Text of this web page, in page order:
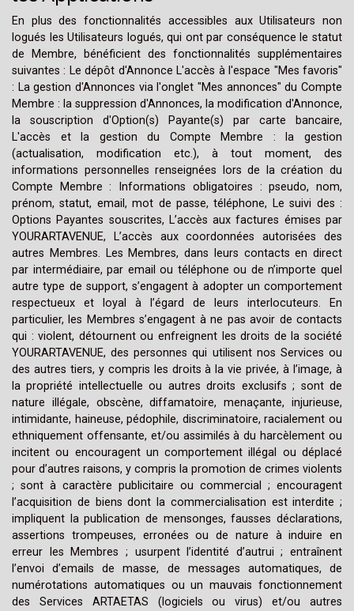
En plus des fonctionnalités accessibles aux Utilisateurs non
logués les Utilisateurs logués, qui ont par conséquence le statut
de Membre, bénéficient des fonctionnalités supplémentaires
suivantes : Le dépôt d'Annonce L'accès à l'espace "Mes favoris"
: La gestion d'Annonces via l'onglet "Mes annonces" du Compte
Membre : la suppression d'Annonces, la modification d'Annonce,
la souscription d'Option(s) Payante(s) par carte bancaire,
L'accès et la gestion du Compte Membre : la gestion
(actualisation, modification etc.), à tout moment, des
informations personnelles renseignées lors de la création du
Compte Membre : Informations obligatoires : pseudo, nom,
prénom, statut, email, mot de passe, téléphone, Le suivi des :
Options Payantes souscrites, L’accès aux factures émises par
YOURARTAVENUE, L’accès aux coordonnées autorisées des
autres Membres. Les Membres, dans leurs contacts en direct
par intermédiaire, par email ou téléphone ou de n’importe quel
autre type de support, s’engagent à adopter un comportement
respectueux et loyal à l’égard de leurs interlocuteurs. En
particulier, les Membres s’engagent à ne pas avoir de contacts
qui : violent, détournent ou enfreignent les droits de la société
YOURARTAVENUE, des personnes qui utilisent nos Services ou
des autres tiers, y compris les droits à la vie privée, à l’image, à
la propriété intellectuelle ou autres droits exclusifs ; sont de
nature illégale, obscène, diffamatoire, menaçante, injurieuse,
intimidante, haineuse, pédophile, discriminatoire, racialement ou
ethniquement offensante, et/ou assimilés à du harcèlement ou
incitent ou encouragent un comportement illégal ou déplacé
pour d’autres raisons, y compris la promotion de crimes violents
; sont à caractère publicitaire ou commercial ; encouragent
l’acquisition de biens dont la commercialisation est interdite ;
impliquent la publication de mensonges, fausses déclarations,
assertions trompeuses, erronées ou de nature à induire en
erreur les Membres ; usurpent l’identité d’autrui ; entraînent
l’envoi d’emails de masse, de messages automatiques, de
numérotations automatiques ou un mauvais fonctionnement
des Services ARTAETAS (logiciels ou virus) et/ou autres